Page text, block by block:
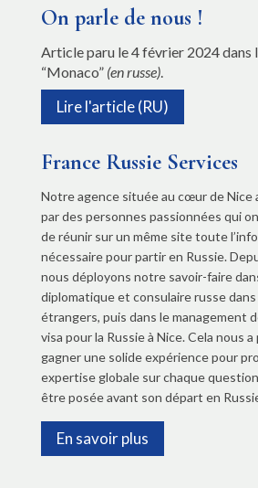
On parle de nous !
Article paru le 4 février 2024 dans
“Monaco” (en russe).
Lire l'article (RU)
France Russie Services
Notre agence située au cœur de Nice
par des personnes passionnées qui
de réunir sur un même site toute
nécessaire pour partir en Russie.
nous déployons notre savoir-faire
diplomatique et consulaire russe dans
étrangers, puis dans le management
visa pour la Russie à Nice. Cela nous
gagner une solide expérience pour
expertise globale sur chaque
être posée avant son départ en
En savoir plus